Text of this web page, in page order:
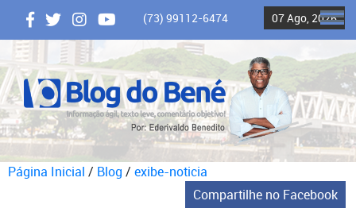
(73) 99112-6474 07 Ago, 2026
Página Inicial / Blog / exibe-noticia
Compartilhe no Facebook